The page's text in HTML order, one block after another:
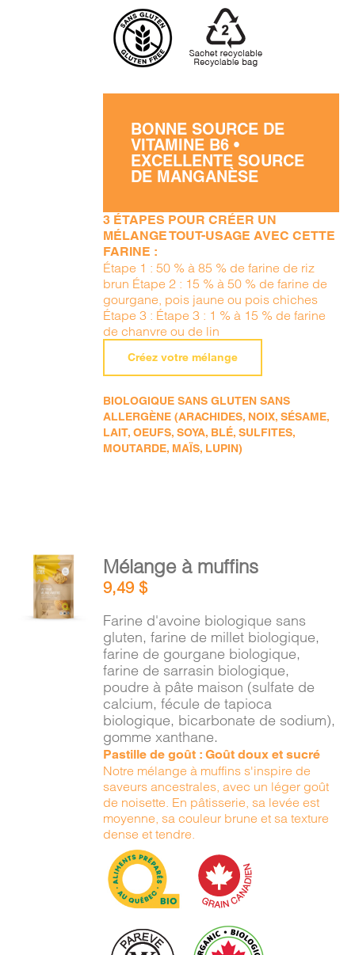
BONNE SOURCE DE
VITAMINE B6 •
EXCELLENTE SOURCE
DE MANGANÈSE
3 ÉTAPES POUR CRÉER UN
MÉLANGE TOUT-USAGE AVEC CETTE
FARINE :
Étape 1 : 50 % à 85 % de farine de riz
brun Étape 2 : 15 % à 50 % de farine de
gourgane, pois jaune ou pois chiches
Étape 3 : Étape 3 : 1 % à 15 % de farine
de chanvre ou de lin
Créez votre mélange
BIOLOGIQUE SANS GLUTEN SANS
ALLERGÈNE (ARACHIDES, NOIX, SÉSAME,
LAIT, OEUFS, SOYA, BLÉ, SULFITES,
MOUTARDE, MAÏS, LUPIN)
AJOUTER
AU
PANIER
Mélange à muffins
9,49$
Farine d'avoine biologique sans
gluten, farine de millet biologique,
farine de gourgane biologique,
farine de sarrasin biologique,
poudre à pâte maison (sulfate de
calcium, fécule de tapioca
biologique, bicarbonate de sodium),
gomme xanthane.
Pastille de goût : Goût doux et sucré
Notre mélange à muffins s'inspire de
saveurs ancestrales, avec un léger goût
de noisette. En pâtisserie, sa levée est
moyenne, sa couleur brune et sa texture
dense et tendre.